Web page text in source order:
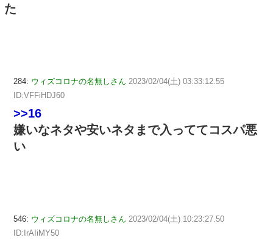
た
284: ウィズコロナの名無しさん 2023/02/04(土) 03:33:12.55
ID:VFFiHDJ60
>>16
嫌いなネタや安いネタまで入っててコスパ悪
い
546: ウィズコロナの名無しさん 2023/02/04(土) 10:23:27.50
ID:IrAIiMY50